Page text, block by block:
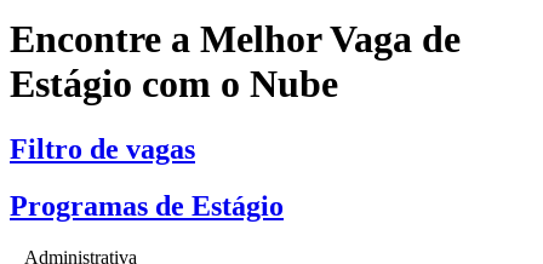
Encontre a Melhor Vaga de
Estágio com o Nube
Filtro de vagas
Programas de Estágio
Administrativa